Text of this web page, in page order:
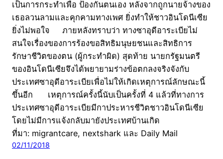
เป็นการกระทำเพื่อ ป้องกันตนเอง หลังจากถูกนายจ้างของ
เธอลวนลามและคุกคามทางเพศ ยิ่งทำให้ชาวอินโดนีเซีย
ยิ่งไม่พอใจ ภายหลังทราบว่า ทางซาอุดีอาระเบียไม่
สนใจเรื่องของการร้องขอสิทธิมนุษยชนและสิทธิการ
รักษาชีวิตของตน (ผู้กระทำผิด) สุดท้าย นายกรัฐมนตรี
ของอินโดนีเซียจึงได้พยายามร่างข้อตกลงจริงจังกับ
ประเทศซาอุดีอาระเบียเพื่อไม่ให้เกิดเหตุการณ์ลักษณะนี้
ขึ้นอีก เหตุการณ์ครั้งนี้นับเป็นครั้งที่ 4 แล้วที่ทางการ
ประเทศซาอุดีอาระเบียมีกาประหารชีวิตชาวอินโดนีเซีย
โดยไม่มีการแจ้งกลับมายังประเทศบ้านเกิด
ที่มา: migrantcare, nextshark และ Daily Mail
02/11/2018